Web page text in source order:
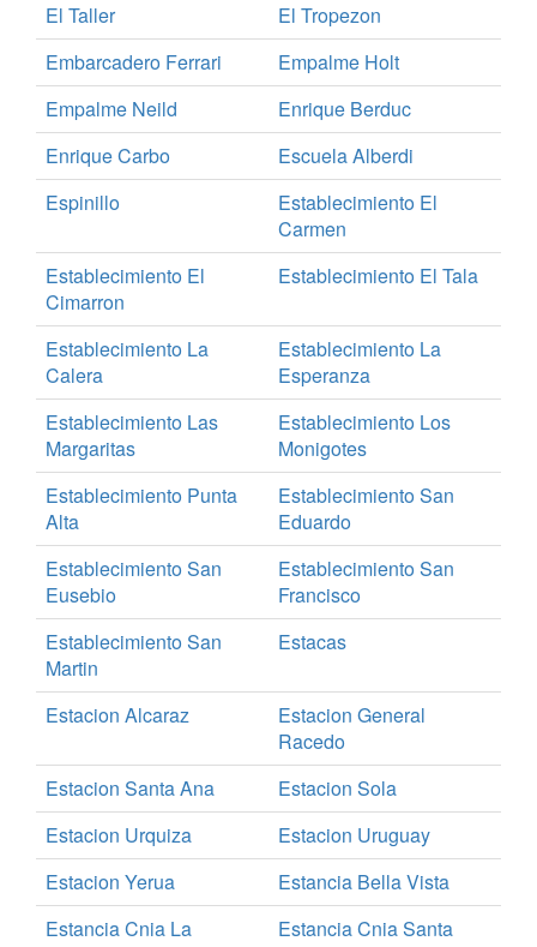
El Taller
El Tropezon
Embarcadero Ferrari
Empalme Holt
Empalme Neild
Enrique Berduc
Enrique Carbo
Escuela Alberdi
Espinillo
Establecimiento El
Carmen
Establecimiento El
Cimarron
Establecimiento El Tala
Establecimiento La
Calera
Establecimiento La
Esperanza
Establecimiento Las
Margaritas
Establecimiento Los
Monigotes
Establecimiento Punta
Alta
Establecimiento San
Eduardo
Establecimiento San
Eusebio
Establecimiento San
Francisco
Establecimiento San
Martin
Estacas
Estacion Alcaraz
Estacion General
Racedo
Estacion Santa Ana
Estacion Sola
Estacion Urquiza
Estacion Uruguay
Estacion Yerua
Estancia Bella Vista
Estancia Cnia La
Estancia Cnia Santa